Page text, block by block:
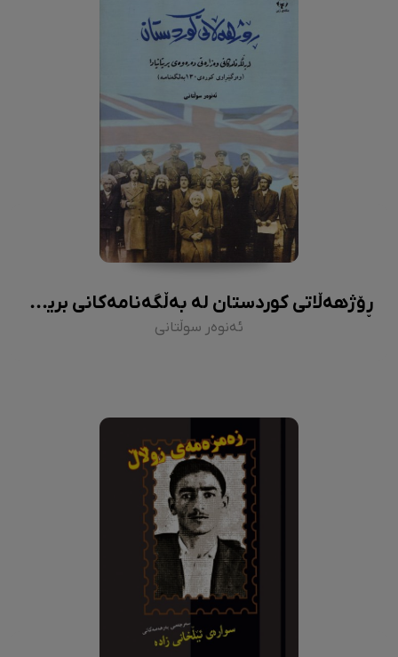
ڕۆژهەڵاتی کوردستان لە بەڵگەنامەکانی بریتانیادا
ئەنوەر سوڵتانی